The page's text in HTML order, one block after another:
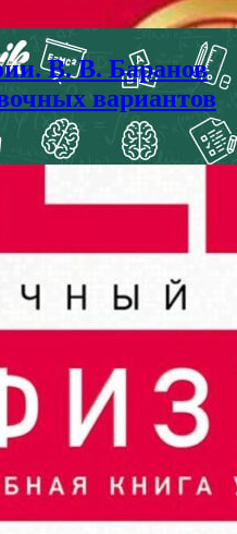
В. В. Баранов
вариантов